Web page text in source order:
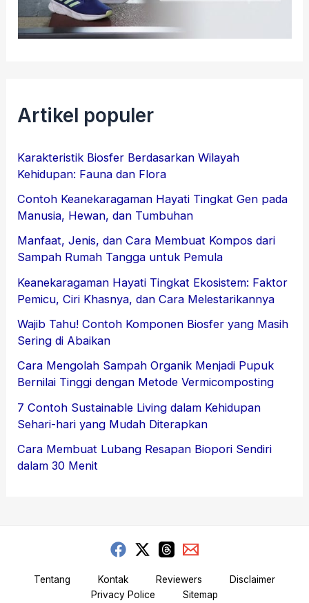
Artikel populer
Karakteristik Biosfer Berdasarkan Wilayah
Kehidupan: Fauna dan Flora
Contoh Keanekaragaman Hayati Tingkat Gen pada
Manusia, Hewan, dan Tumbuhan
Manfaat, Jenis, dan Cara Membuat Kompos dari
Sampah Rumah Tangga untuk Pemula
Keanekaragaman Hayati Tingkat Ekosistem: Faktor
Pemicu, Ciri Khasnya, dan Cara Melestarikannya
Wajib Tahu! Contoh Komponen Biosfer yang Masih
Sering di Abaikan
Cara Mengolah Sampah Organik Menjadi Pupuk
Bernilai Tinggi dengan Metode Vermicomposting
7 Contoh Sustainable Living dalam Kehidupan
Sehari-hari yang Mudah Diterapkan
Cara Membuat Lubang Resapan Biopori Sendiri
dalam 30 Menit
Tentang Kontak Reviewers
Disclaimer
Privacy Police
Sitemap